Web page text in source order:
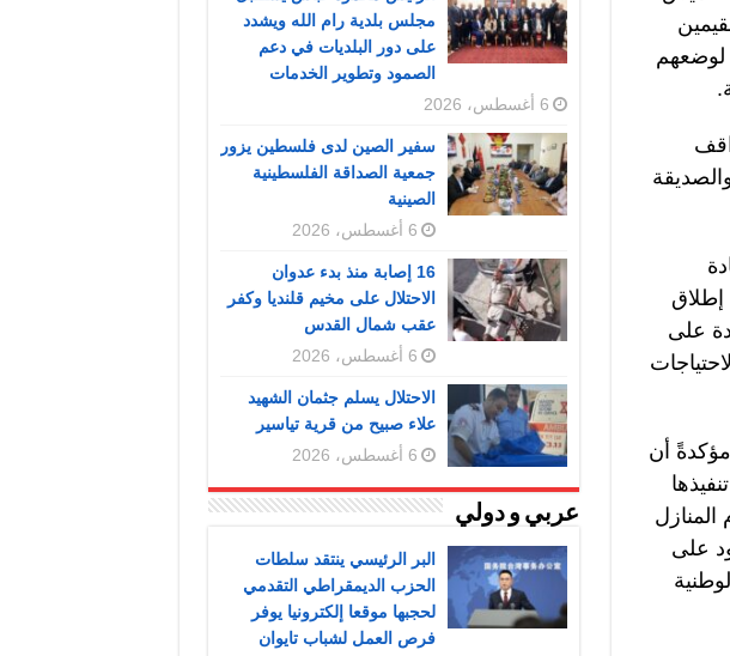
لوضعهم
إطلاق
على
أن
على
مجلس بلدية رام الله ويشدد
على دور البلديات في دعم
الصمود وتطوير الخدمات
6 أغسطس، 2026
سفير الصين لدى فلسطين يزور
جمعية الصداقة الفلسطينية
الصينية
6 أغسطس، 2026
16 إصابة منذ بدء عدوان
الاحتلال على مخيم قلنديا وكفر
عقب شمال القدس
6 أغسطس، 2026
الاحتلال يسلم جثمان الشهيد
علاء صبيح من قرية تياسير
6 أغسطس، 2026
عربي و دولي
البر الرئيسي ينتقد سلطات
الحزب الديمقراطي التقدمي
لحجبها موقعا إلكترونيا يوفر
فرص العمل لشباب تايوان